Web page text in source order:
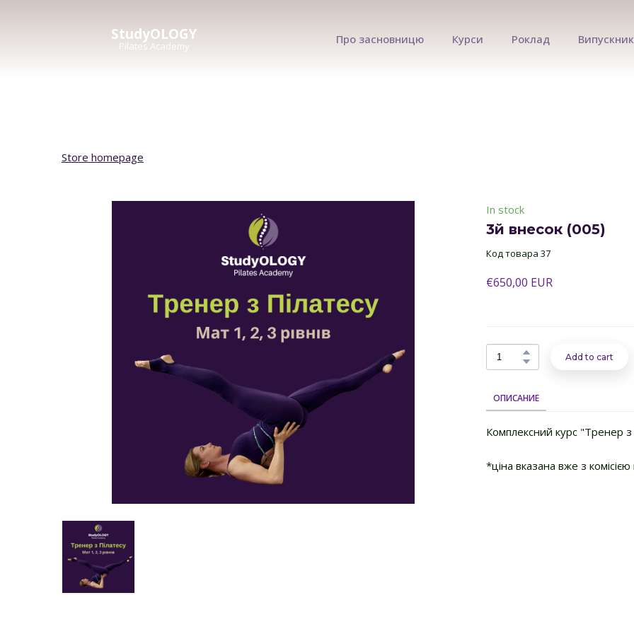
StudyOLOGY
Pilates Academy Про засновницю Курси Роклад
Store homepage
In stock
3й внесок (005)
Код товара 37
€650,00 EUR
Add to cart
ОПИСАНИЕ
Комплексний курс "Тренер з
*ціна вказана вже з